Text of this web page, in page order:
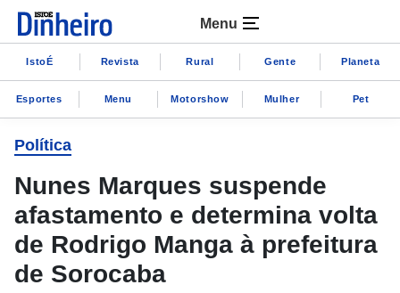
Menu
IstoÉ Revista Rural Gente Planeta
Esportes Menu Motorshow Mulher Pet
Política
Nunes Marques suspende
afastamento e determina volta
de Rodrigo Manga à prefeitura
de Sorocaba